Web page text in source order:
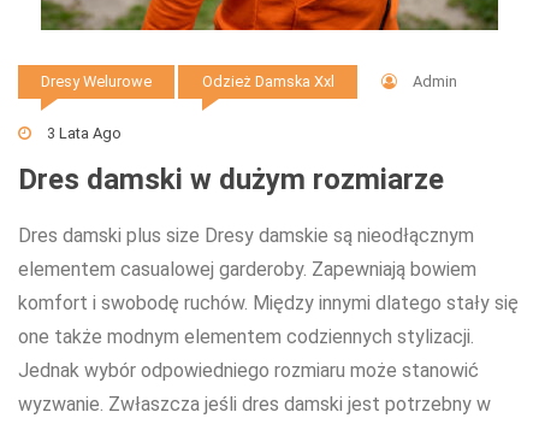
Dresy Welurowe Odzież Damska Xxl Admin
3 Lata Ago
Dres damski w dużym rozmiarze
Dres damski plus size Dresy damskie są nieodłącznym
elementem casualowej garderoby. Zapewniają bowiem
komfort i swobodę ruchów. Między innymi dlatego stały się
one także modnym elementem codziennych stylizacji.
Jednak wybór odpowiedniego rozmiaru może stanowić
wyzwanie. Zwłaszcza jeśli dres damski jest potrzebny w